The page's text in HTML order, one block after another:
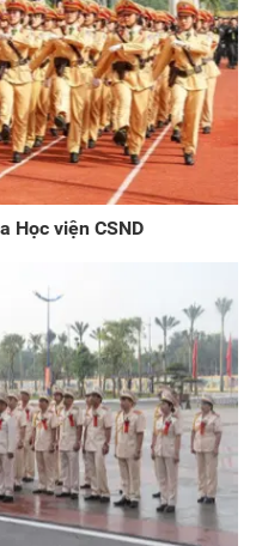
Học viện CSND